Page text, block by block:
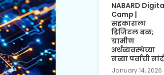
NABARD
Camp |
सहकाराला
डिजिटल बळ;
ग्रामीण
अर्थव्यवस्थेच्या
नव्या पर्वाची
January 14, 2026